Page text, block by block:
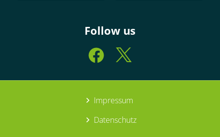
Follow us
Impressum
Datenschutz